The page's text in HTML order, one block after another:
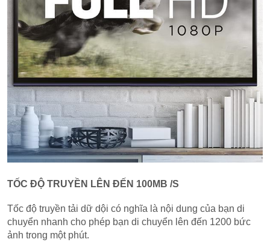
TỐC ĐỘ TRUYỀN LÊN ĐẾN 100MB /S
Tốc độ truyền tải dữ dội có nghĩa là nội dung của bạn di
chuyển nhanh cho phép bạn di chuyển lên đến 1200 bức
ảnh trong một phút.